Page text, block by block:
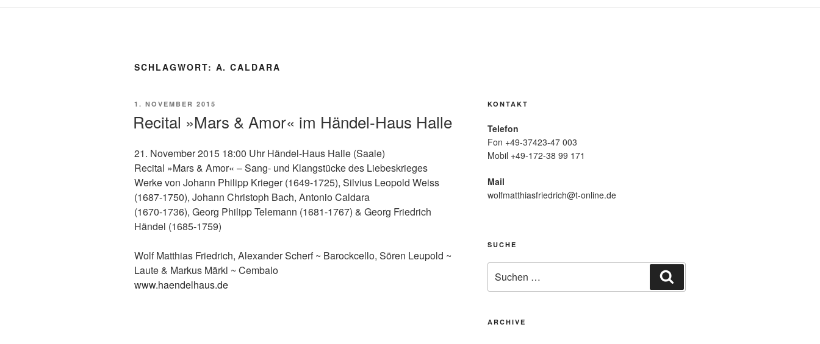
SCHLAGWORT: A. CALDARA
VERÖFFENTLICHT
1. NOVEMBER 2015
Recital »Mars & Amor« im Händel-Haus Halle
21. November 2015 18:00 Uhr Händel-Haus Halle (Saale)
Recital »Mars & Amor« – Sang- und Klangstücke des Liebeskrieges
Werke von Johann Philipp Krieger (1649-1725), Silvius Leopold Weiss
(1687-1750), Johann Christoph Bach, Antonio Caldara
(1670-1736), Georg Philipp Telemann (1681-1767) & Georg Friedrich
Händel (1685-1759)
Wolf Matthias Friedrich, Alexander Scherf ~ Barockcello, Sören Leupold ~
Laute & Markus Märkl ~ Cembalo
www.haendelhaus.de
KONTAKT
Telefon
Fon +49-37423-47 003
Mobil +49-172-38 99 171
Mail
wolfmatthiasfriedrich@t-online.de
SUCHE
nach:
ARCHIVE